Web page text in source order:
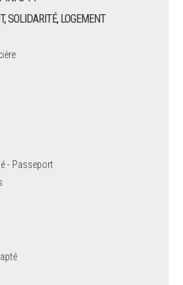
SOLIDARITÉ, LOGEMENT
- Passeport